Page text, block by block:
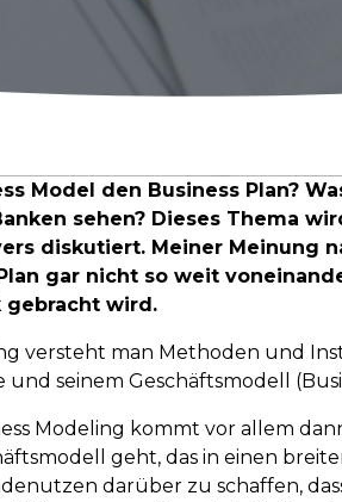
Model den Business Plan?
sehen? Dieses Thema
diskutiert. Meiner Meinung
gar nicht so weit
gebracht wird.
versteht man Methoden und
und seinem Geschäftsmodell
Modeling kommt vor allem
geht, das in einen
darüber zu schaffen,